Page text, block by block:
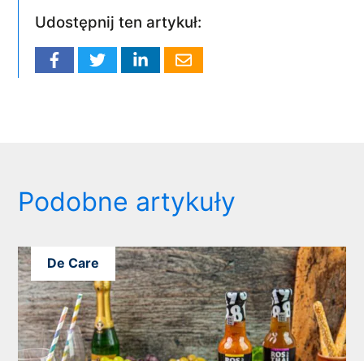
Udostępnij ten artykuł:
Podobne artykuły
De Care